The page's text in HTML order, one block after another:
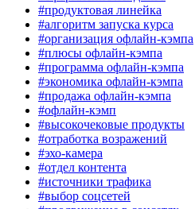
#продуктовая линейка
#алгоритм запуска курса
#организация офлайн-кэмпа
#плюсы офлайн-кэмпа
#программа офлайн-кэмпа
#экономика офлайн-кэмпа
#продажа офлайн-кэмпа
#офлайн-кэмп
#высокочековые продукты
#отработка возражений
#эхо-камера
#отдел контента
#источники трафика
#выбор соцсетей